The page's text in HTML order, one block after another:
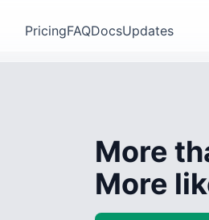
PricingFAQDocsUpdates
More
More